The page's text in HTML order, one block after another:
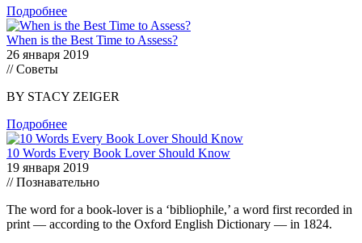
Подробнее
When is the Best Time to Assess?
26 января 2019
// Советы
BY STACY ZEIGER
Подробнее
10 Words Every Book Lover Should Know
19 января 2019
// Познавательно
The word for a book-lover is a ‘bibliophile,’ a word first recorded in
print — according to the Oxford English Dictionary — in 1824.